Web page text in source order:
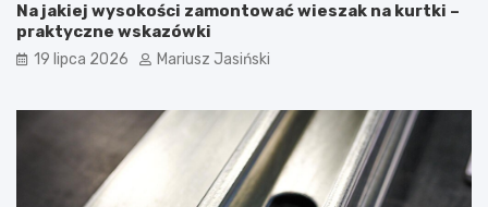
Na jakiej wysokości zamontować wieszak na kurtki –
praktyczne wskazówki
19 lipca 2026 Mariusz Jasiński